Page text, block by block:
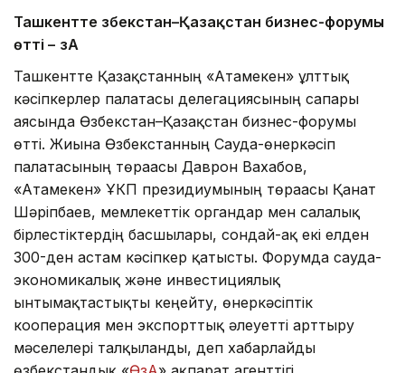
Ташкентте Өзбекстан–Қазақстан бизнес-форумы
өтті – ӨзА
Ташкентте Қазақстанның «Атамекен» ұлттық
кәсіпкерлер палатасы делегациясының сапары
аясында Өзбекстан–Қазақстан бизнес-форумы
өтті. Жиынға Өзбекстанның Сауда-өнеркәсіп
палатасының төрағасы Даврон Вахабов,
«Атамекен» ҰКП президиумының төрағасы Қанат
Шәріпбаев, мемлекеттік органдар мен салалық
бірлестіктердің басшылары, сондай-ақ екі елден
300-ден астам кәсіпкер қатысты. Форумда сауда-
экономикалық және инвестициялық
ынтымақтастықты кеңейту, өнеркәсіптік
кооперация мен экспорттық әлеуетті арттыру
мәселелері талқыланды, деп хабарлайды